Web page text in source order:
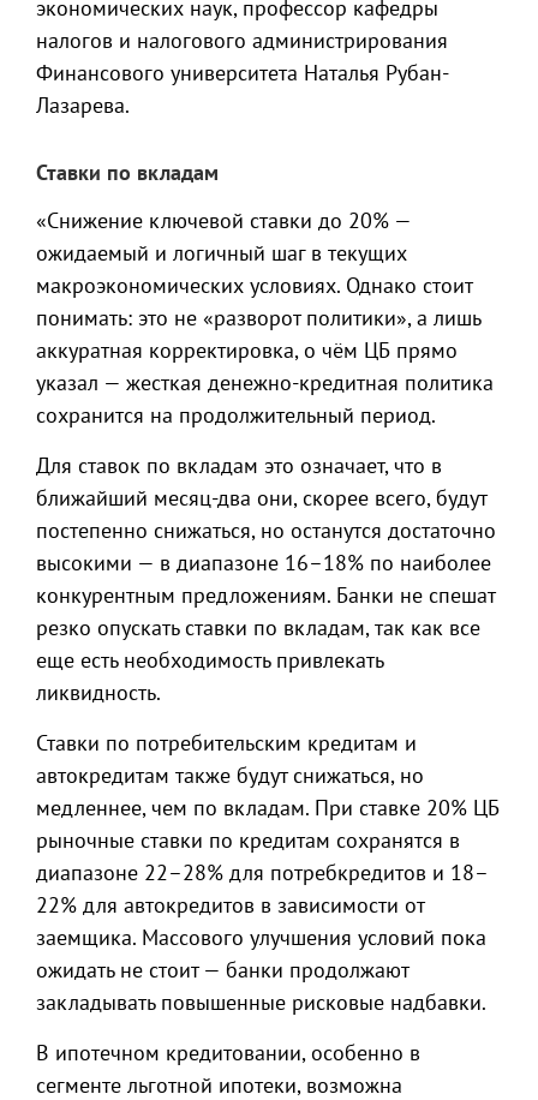
экономических наук, профессор кафедры
налогов и налогового администрирования
Финансового университета Наталья Рубан-
Лазарева.
Ставки по вкладам
«Снижение ключевой ставки до 20% —
ожидаемый и логичный шаг в текущих
макроэкономических условиях. Однако стоит
понимать: это не «разворот политики», а лишь
аккуратная корректировка, о чём ЦБ прямо
указал — жесткая денежно-кредитная политика
сохранится на продолжительный период.
Для ставок по вкладам это означает, что в
ближайший месяц-два они, скорее всего, будут
постепенно снижаться, но останутся достаточно
высокими — в диапазоне 16–18% по наиболее
конкурентным предложениям. Банки не спешат
резко опускать ставки по вкладам, так как все
еще есть необходимость привлекать
ликвидность.
Ставки по потребительским кредитам и
автокредитам также будут снижаться, но
медленнее, чем по вкладам. При ставке 20% ЦБ
рыночные ставки по кредитам сохранятся в
диапазоне 22–28% для потребкредитов и 18–
22% для автокредитов в зависимости от
заемщика. Массового улучшения условий пока
ожидать не стоит — банки продолжают
закладывать повышенные рисковые надбавки.
В ипотечном кредитовании, особенно в
сегменте льготной ипотеки, возможна